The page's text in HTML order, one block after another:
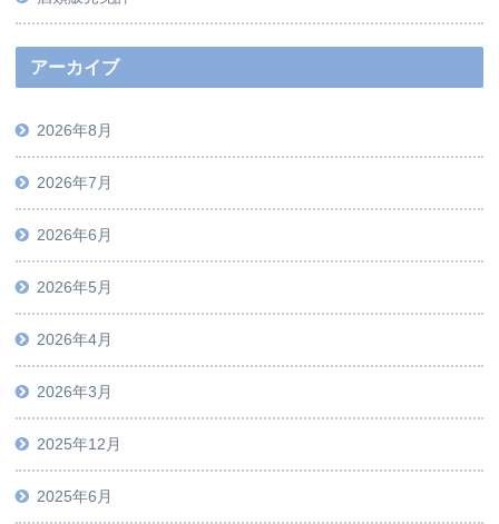
アーカイブ
2026年8月
2026年7月
2026年6月
2026年5月
2026年4月
2026年3月
2025年12月
2025年6月